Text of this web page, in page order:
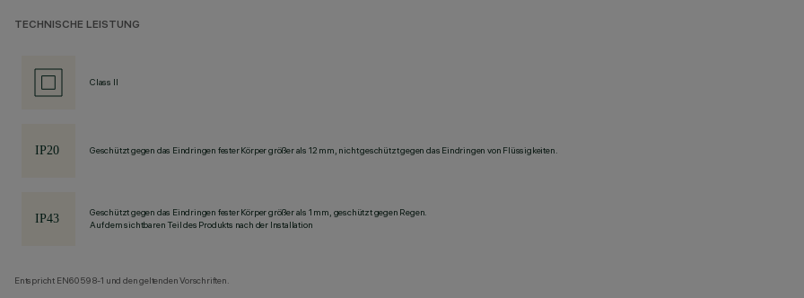
TECHNISCHE LEISTUNG
Class II
Geschützt gegen das Eindringen fester Körper größer als 12 mm, nicht geschützt gegen das Eindringen von Flüssigkeiten.
Geschützt gegen das Eindringen fester Körper größer als 1 mm, geschützt gegen Regen.
Auf dem sichtbaren Teil des Produkts nach der Installation
Entspricht EN60598-1 und den geltenden Vorschriften.